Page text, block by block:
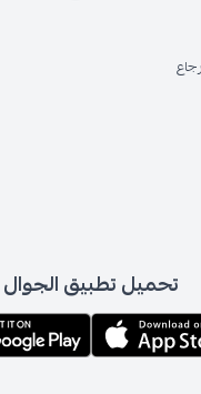
تحميل تطبيق الجوال